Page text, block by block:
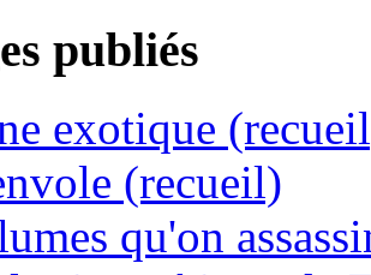
publiés
exotique
(recueil)
qu'on